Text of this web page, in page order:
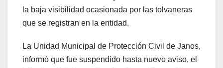
la baja visibilidad ocasionada por las tolvaneras
que se registran en la entidad.
La Unidad Municipal de Protección Civil de Janos,
informó que fue suspendido hasta nuevo aviso, el